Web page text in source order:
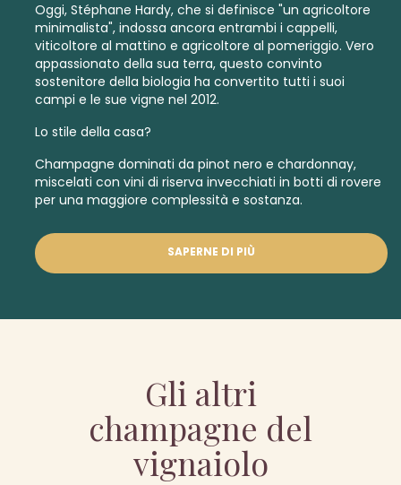
Oggi, Stéphane Hardy, che si definisce "un agricoltore
minimalista", indossa ancora entrambi i cappelli,
viticoltore al mattino e agricoltore al pomeriggio. Vero
appassionato della sua terra, questo convinto
sostenitore della biologia ha convertito tutti i suoi
campi e le sue vigne nel 2012.
Lo stile della casa?
Champagne dominati da pinot nero e chardonnay,
miscelati con vini di riserva invecchiati in botti di rovere
per una maggiore complessità e sostanza.
SAPERNE DI PIÙ
Gli altri
champagne del
vignaiolo